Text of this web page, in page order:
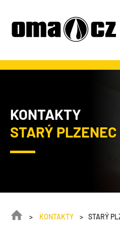
KONTAKTY
STARÝ PLZENEC
KONTAKTY STARÝ